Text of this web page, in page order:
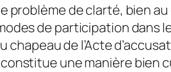
problème de clarté, bien
de participation dans
de l’Acte
une manière bien